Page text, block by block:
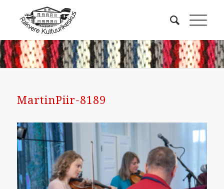
MartinPiir-8189